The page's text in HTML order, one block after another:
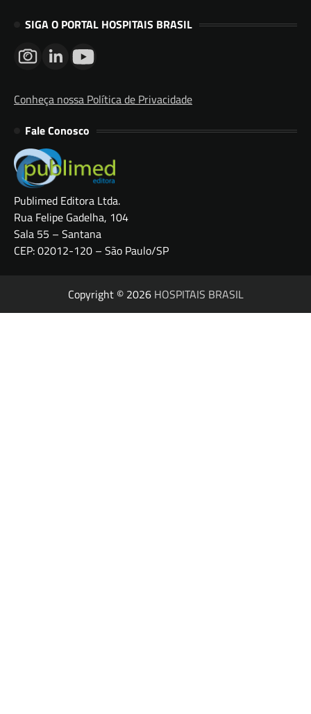
SIGA O PORTAL HOSPITAIS BRASIL
Conheça nossa Política de Privacidade
Fale Conosco
Publimed Editora Ltda.
Rua Felipe Gadelha, 104
Sala 55 – Santana
CEP: 02012-120 – São Paulo/SP
Copyright © 2026 HOSPITAIS BRASIL